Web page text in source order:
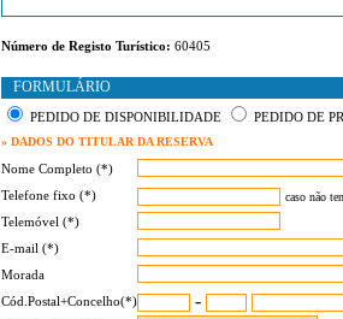
Número de Registo Turístico: 60405
FORMULÁRIO
PEDIDO DE DISPONIBILIDADE PEDIDO DE
» DADOS DO TITULAR DA RESERVA
Nome Completo (*)
Telefone fixo (*)
caso não
Telemóvel (*)
E-mail (*)
Morada
Cód.Postal+Concelho(*)
-